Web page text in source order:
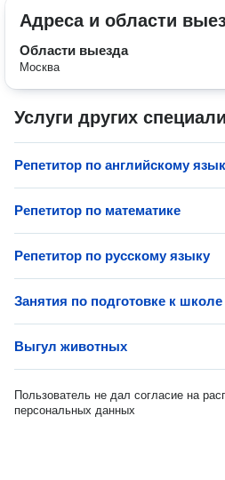
Адреса и области
Области выезда
Москва
Услуги других
Репетитор по английскому
Репетитор по математике
Репетитор по русскому языку
Занятия по подготовке к школе
Выгул животных
Пользователь не дал согласие на
персональных данных